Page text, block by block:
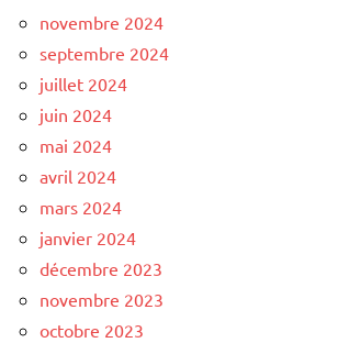
novembre 2024
septembre 2024
juillet 2024
juin 2024
mai 2024
avril 2024
mars 2024
janvier 2024
décembre 2023
novembre 2023
octobre 2023